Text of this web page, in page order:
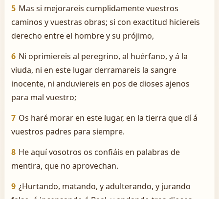
5 Mas si mejorareis cumplidamente vuestros
caminos y vuestras obras; si con exactitud hiciereis
derecho entre el hombre y su prójimo,
6 Ni oprimiereis al peregrino, al huérfano, y á la
viuda, ni en este lugar derramareis la sangre
inocente, ni anduviereis en pos de dioses ajenos
para mal vuestro;
7 Os haré morar en este lugar, en la tierra que dí á
vuestros padres para siempre.
8 He aquí vosotros os confiáis en palabras de
mentira, que no aprovechan.
9 ¿Hurtando, matando, y adulterando, y jurando